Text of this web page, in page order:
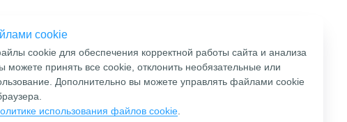
cookie
cookie для обеспечения корректной работы сайта и анализа
можете принять все cookie, отклонить необязательные или
Дополнительно вы можете управлять файлами cookie
использования файлов cookie.
+ 7 (929) 929 52 44
+7 (495) 604 19 63
info@smart4smart.ru